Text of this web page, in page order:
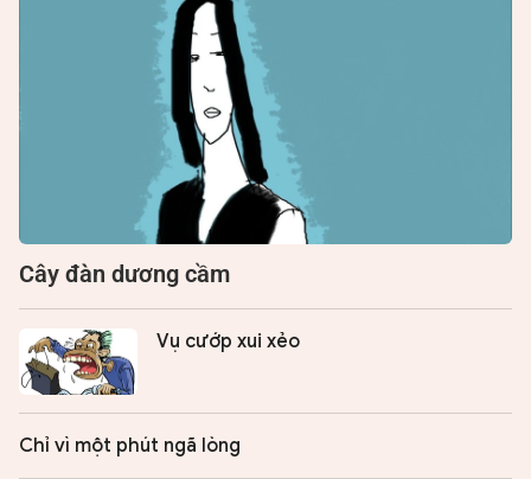
Cây đàn dương cầm
Vụ cướp xui xẻo
Chỉ vì một phút ngã lòng